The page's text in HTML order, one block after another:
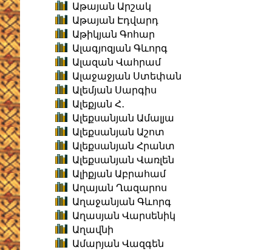
Աթայան Արշակ
Աթայան Էդվարդ
Աթիկյան Գոհար
Ալագյոզյան Գևորգ
Ալազան Վահրամ
Ալաջաջյան Ստեփան
Ալեմյան Սարգիս
Ալեքյան Հ․
Ալեքսանյան Ամալյա
Ալեքսանյան Աշոտ
Ալեքսանյան Հրանտ
Ալեքսանյան Վառլեն
Ալիքյան Աբրահամ
Աղայան Ղազարոս
Աղաջանյան Գևորգ
Աղասյան Վարսենիկ
Աղավնի
Ամարյան Վազգեն